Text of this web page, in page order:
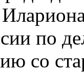
по
со